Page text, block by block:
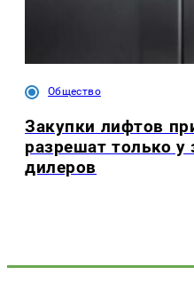
Общество
Закупки лифтов
разрешат только у
дилеров